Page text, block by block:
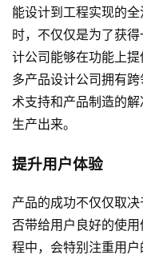
能设计到工程实现的
时，不仅仅是为了获
计公司能够在功能上
多产品设计公司拥有
术支持和产品制造的
生产出来。
提升用户体验
产品的成功不仅仅取
否带给用户良好的使
程中，会特别注重用